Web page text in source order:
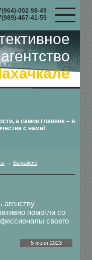
002-98-49
467-41-59
агентство
а самое главное – в
с нами!
→ Выражаю
агенству
помогли со
своего
5 июня 2023